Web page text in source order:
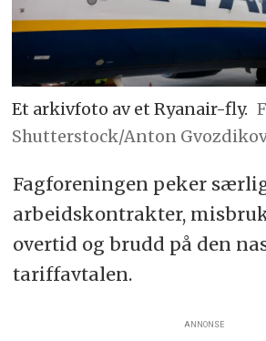
Et arkivfoto av et Ryanair-fly.
Shutterstock/Anton
Fagforeningen peker
arbeidskontrakter,
overtid og brudd på den
tariffavtalen.
ANNONSE